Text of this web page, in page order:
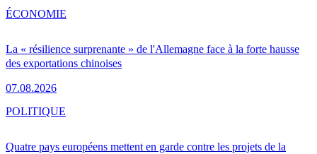
La « résilience surprenante » de l'Allemagne face à la forte hausse
des exportations chinoises
07.08.2026
ÉCONOMIE
Quatre pays européens mettent en garde contre les projets de la
POLITIQUE